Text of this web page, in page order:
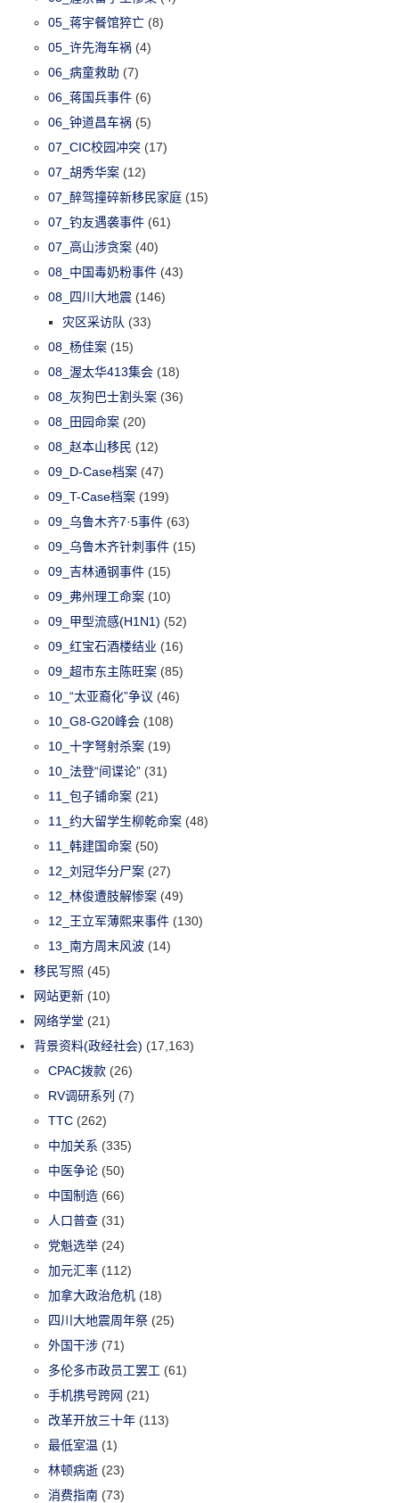
05_蒋宇餐馆猝亡 (8)
05_许先海车祸 (4)
06_病童救助 (7)
06_蒋国兵事件 (6)
06_钟道昌车祸 (5)
07_CIC校园冲突 (17)
07_胡秀华案 (12)
07_醉驾撞碎新移民家庭 (15)
07_钓友遇袭事件 (61)
07_高山涉贪案 (40)
08_中国毒奶粉事件 (43)
08_四川大地震 (146)
灾区采访队 (33)
08_杨佳案 (15)
08_渥太华413集会 (18)
08_灰狗巴士割头案 (36)
08_田园命案 (20)
08_赵本山移民 (12)
09_D-Case档案 (47)
09_T-Case档案 (199)
09_乌鲁木齐7·5事件 (63)
09_乌鲁木齐针刺事件 (15)
09_吉林通钢事件 (15)
09_弗州理工命案 (10)
09_甲型流感(H1N1) (52)
09_红宝石酒楼结业 (16)
09_超市东主陈旺案 (85)
10_“太亚裔化”争议 (46)
10_G8-G20峰会 (108)
10_十字弩射杀案 (19)
10_法登“间谍论” (31)
11_包子铺命案 (21)
11_约大留学生柳乾命案 (48)
11_韩建国命案 (50)
12_刘冠华分尸案 (27)
12_林俊遭肢解惨案 (49)
12_王立军薄熙来事件 (130)
13_南方周末风波 (14)
移民写照 (45)
网站更新 (10)
网络学堂 (21)
背景资料(政经社会) (17,163)
CPAC拨款 (26)
RV调研系列 (7)
TTC (262)
中加关系 (335)
中医争论 (50)
中国制造 (66)
人口普查 (31)
党魁选举 (24)
加元汇率 (112)
加拿大政治危机 (18)
四川大地震周年祭 (25)
外国干涉 (71)
多伦多市政员工罢工 (61)
手机携号跨网 (21)
改革开放三十年 (113)
最低室温 (1)
林顿病逝 (23)
消费指南 (73)